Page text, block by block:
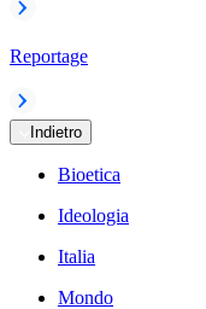
Reportage
Indietro
Bioetica
Ideologia
Italia
Mondo